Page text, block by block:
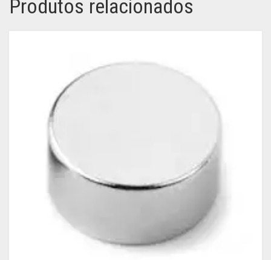
Produtos relacionados